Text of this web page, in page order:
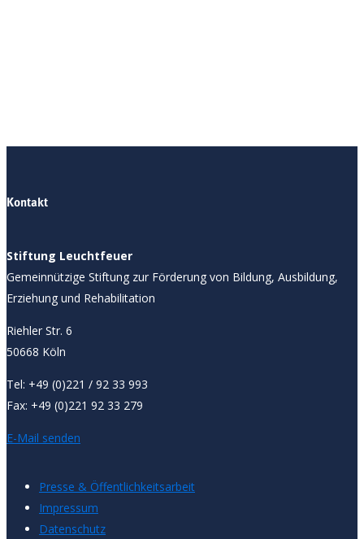
Kontakt
Stiftung Leuchtfeuer
Gemeinnützige Stiftung zur Förderung von Bildung, Ausbildung,
Erziehung und Rehabilitation
Riehler Str. 6
50668 Köln
Tel: +49 (0)221 / 92 33 993
Fax: +49 (0)221 92 33 279
E-Mail senden
Presse & Öffentlichkeitsarbeit
Impressum
Datenschutz